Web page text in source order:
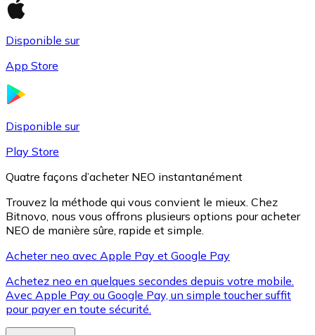
XRP
XRP
Disponible sur
App Store
Disponible sur
Play Store
Quatre façons d’acheter NEO instantanément
Trouvez la méthode qui vous convient le mieux. Chez
Bitnovo, nous vous offrons plusieurs options pour acheter
NEO de manière sûre, rapide et simple.
Acheter neo avec Apple Pay et Google Pay
Achetez neo en quelques secondes depuis votre mobile.
Avec Apple Pay ou Google Pay, un simple toucher suffit
pour payer en toute sécurité.